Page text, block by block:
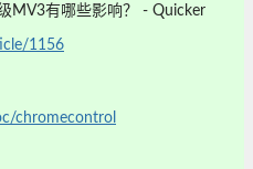
MV3有哪些影响？ - Quicker
1156
chromecontrol